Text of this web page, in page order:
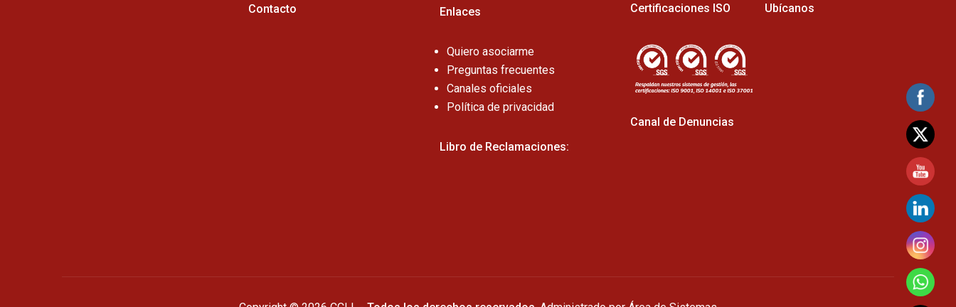
Contacto Enlaces
Quiero asociarme
Preguntas frecuentes
Canales oficiales
Política de privacidad
Libro de Reclamaciones:
Certificaciones ISO
Canal de Denuncias
Ubícanos